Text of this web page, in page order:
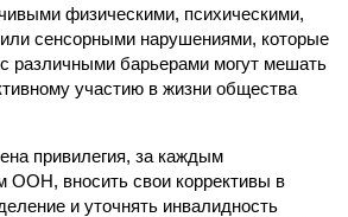
физическими, психическими,
сенсорными нарушениями, которые
различными барьерами могут мешать
участию в жизни общества
привилегия, за каждым
ООН, вносить свои коррективы в
и уточнять инвалидность